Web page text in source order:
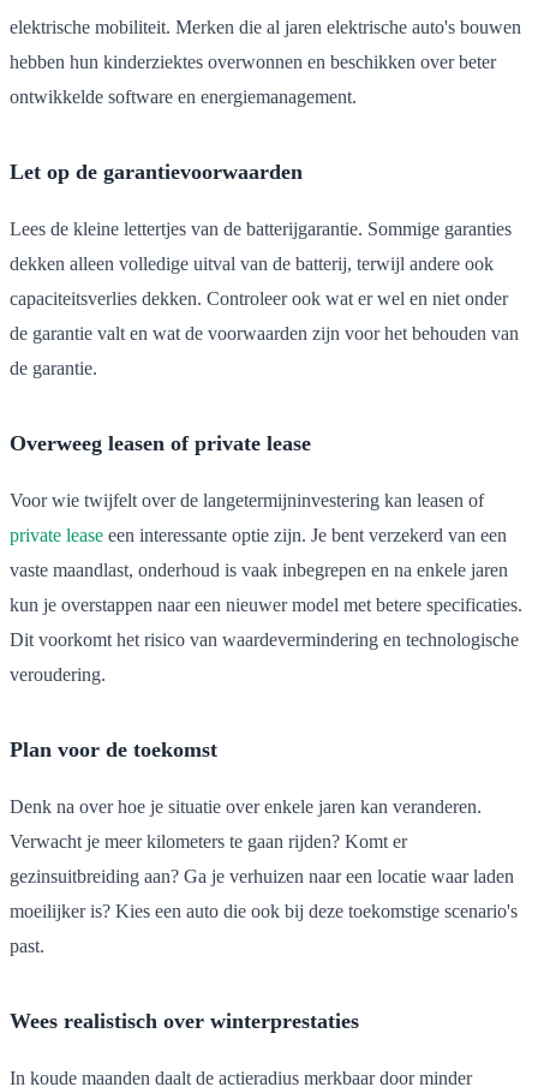
elektrische mobiliteit. Merken die al jaren elektrische auto's bouwen
hebben hun kinderziektes overwonnen en beschikken over beter
ontwikkelde software en energiemanagement.
Let op de garantievoorwaarden
Lees de kleine lettertjes van de batterijgarantie. Sommige garanties
dekken alleen volledige uitval van de batterij, terwijl andere ook
capaciteitsverlies dekken. Controleer ook wat er wel en niet onder
de garantie valt en wat de voorwaarden zijn voor het behouden van
de garantie.
Overweeg leasen of private lease
Voor wie twijfelt over de langetermijninvestering kan leasen of
private lease een interessante optie zijn. Je bent verzekerd van een
vaste maandlast, onderhoud is vaak inbegrepen en na enkele jaren
kun je overstappen naar een nieuwer model met betere specificaties.
Dit voorkomt het risico van waardevermindering en technologische
veroudering.
Plan voor de toekomst
Denk na over hoe je situatie over enkele jaren kan veranderen.
Verwacht je meer kilometers te gaan rijden? Komt er
gezinsuitbreiding aan? Ga je verhuizen naar een locatie waar laden
moeilijker is? Kies een auto die ook bij deze toekomstige scenario's
past.
Wees realistisch over winterprestaties
In koude maanden daalt de actieradius merkbaar door minder